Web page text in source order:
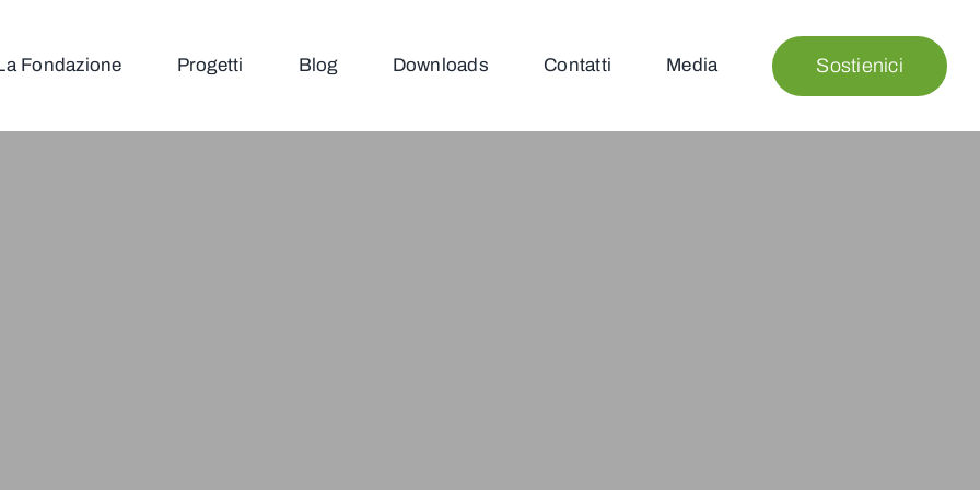
Fondazione Progetti Blog Downloads Contatti Media Sostienici